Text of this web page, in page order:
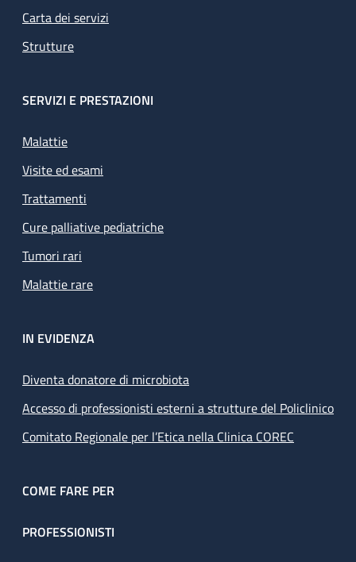
Carta dei servizi
Strutture
SERVIZI E PRESTAZIONI
Malattie
Visite ed esami
Trattamenti
Cure palliative pediatriche
Tumori rari
Malattie rare
IN EVIDENZA
Diventa donatore di microbiota
Accesso di professionisti esterni a strutture del Policlinico
Comitato Regionale per l’Etica nella Clinica COREC
COME FARE PER
PROFESSIONISTI